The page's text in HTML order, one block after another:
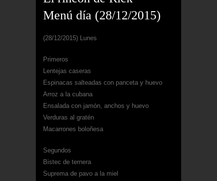
Menú día (28/12/2015)
(28/12/2015) Lunes
Primeros
Lentejas caseras
Espinacas salteadas con panceta y huevo
Arroz a la cubana
Ensalada con jamón, anchos y huevo
Verduras al gratén
Macarrones boloñesa
Segundos
Bistec de ternera
Suprema de pavo a la miel